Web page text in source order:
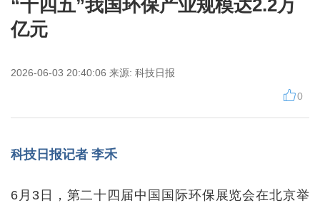
“十四五”我国环保产业规模达2.2万
亿元
2026-06-03 20:40:06 来源: 科技日报
0
科技日报记者 李禾
6月3日，第二十四届中国国际环保展览会在北京举